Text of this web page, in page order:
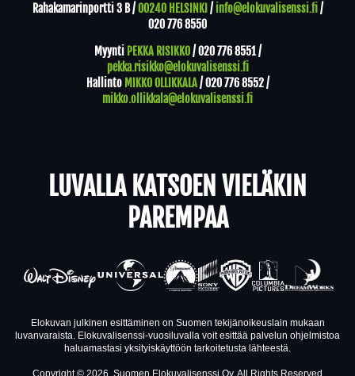
Rahakamarinportti 3 B /00240 HELSINKI / info@elokuvalisenssi.fi/
020 776 8550
Myynti PEKKA RISIKKO/020 776 8551/
pekka.risikko@elokuvalisenssi.fi
Hallinto MIKKO OLLIKKALA/020 776 8552/
mikko.ollikkala@elokuvalisenssi.fi
LUVALLA KATSOEN VIELÄKIN
PAREMPAA
Elokuvan julkinen esittäminen on Suomen tekijänoikeuslain mukaan
luvanvaraista. Elokuvalisenssi-vuosiluvalla voit esittää palvelun ohjelmistoa
haluamastasi yksityiskäyttöön tarkoitetusta lähteestä.
Copyright © 2026, Suomen Elokuvalisenssi Oy. All Rights Reserved